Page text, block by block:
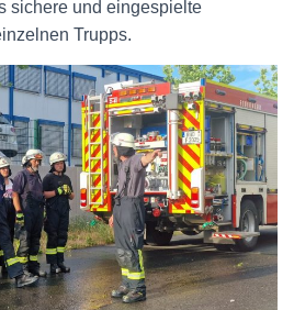
sichere und eingespielte
Trupps.